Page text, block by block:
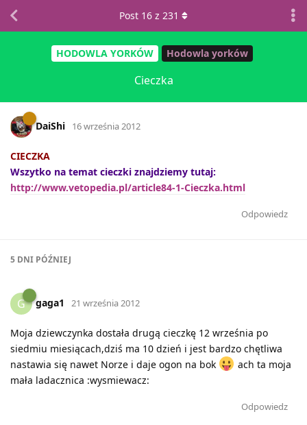
HODOWLA YORKÓW Hodowla yorków
Cieczka
Post 16 z 231
DaiShi 16 września 2012
CIECZKA
Wszytko na temat cieczki znajdziemy tutaj:
http://www.vetopedia.pl/article84-1-Cieczka.html
Odpowiedz
5 DNI PÓŹNIEJ
G gaga1 21 września 2012
Moja dziewczynka dostała drugą cieczkę 12 września po
siedmiu miesiącach,dziś ma 10 dzień i jest bardzo chętliwa
nastawia się nawet Norze i daje ogon na bok
ach ta moja
mała ladacznica :wysmiewacz:
Odpowiedz